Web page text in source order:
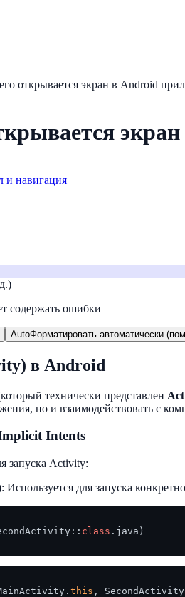
открывается экран в Android
навигация
содержать ошибки
AutoФорматировать автоматически
в Android
технически представлен
но и взаимодействовать с
Intents
запуска Activity:
: Используется для запуска
class .java)
this ,